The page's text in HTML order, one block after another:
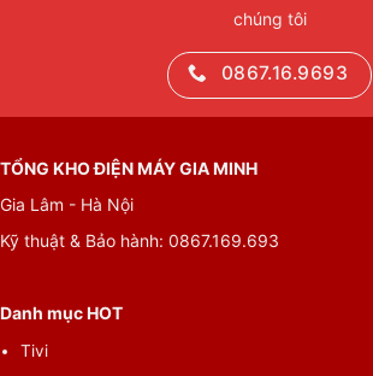
chúng tôi
0867.16.9693
TỔNG KHO ĐIỆN MÁY GIA MINH
Gia Lâm - Hà Nội
Kỹ thuật & Bảo hành: 0867.169.693
Danh mục HOT
Tivi